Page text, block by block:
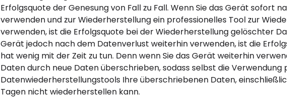
Erfolgsquote der Genesung von Fall zu Fall. Wenn Sie das Gerät sofort
verwenden und zur Wiederherstellung ein professionelles Tool zur
verwenden, ist die Erfolgsquote bei der Wiederherstellung gelöschter
Gerät jedoch nach dem Datenverlust weiterhin verwenden, ist die
hat wenig mit der Zeit zu tun. Denn wenn Sie das Gerät weiterhin
Daten durch neue Daten überschrieben, sodass selbst die Verwendung
Datenwiederherstellungstools Ihre überschriebenen Daten,
Tagen nicht wiederherstellen kann.